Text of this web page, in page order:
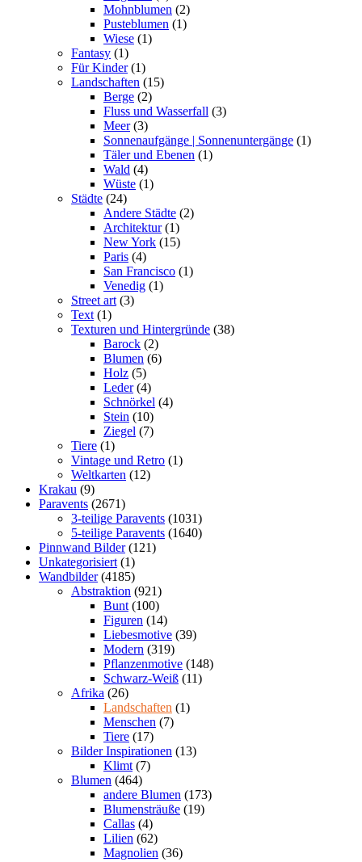
Mohnblumen (2)
Pusteblumen (1)
Wiese (1)
Fantasy (1)
Für Kinder (1)
Landschaften (15)
Berge (2)
Fluss und Wasserfall (3)
Meer (3)
Sonnenaufgänge | Sonnenuntergänge (1)
Täler und Ebenen (1)
Wald (4)
Wüste (1)
Städte (24)
Andere Städte (2)
Architektur (1)
New York (15)
Paris (4)
San Francisco (1)
Venedig (1)
Street art (3)
Text (1)
Texturen und Hintergründe (38)
Barock (2)
Blumen (6)
Holz (5)
Leder (4)
Schnörkel (4)
Stein (10)
Ziegel (7)
Tiere (1)
Vintage und Retro (1)
Weltkarten (12)
Krakau (9)
Paravents (2671)
3-teilige Paravents (1031)
5-teilige Paravents (1640)
Pinnwand Bilder (121)
Unkategorisiert (1)
Wandbilder (4185)
Abstraktion (921)
Bunt (100)
Figuren (14)
Liebesmotive (39)
Modern (319)
Pflanzenmotive (148)
Schwarz-Weiß (11)
Afrika (26)
Landschaften (1)
Menschen (7)
Tiere (17)
Bilder Inspirationen (13)
Klimt (7)
Blumen (464)
andere Blumen (173)
Blumensträuße (19)
Callas (4)
Lilien (62)
Magnolien (36)